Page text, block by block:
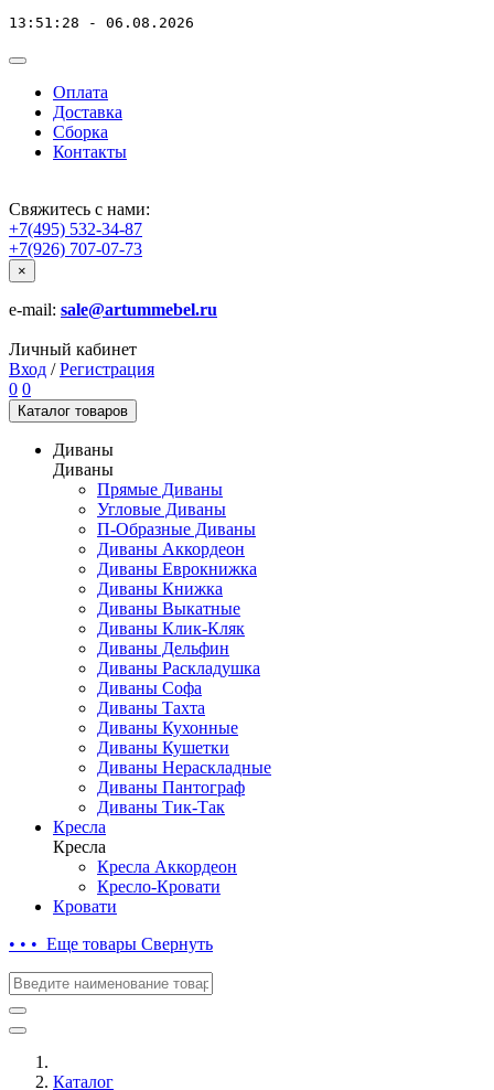
13:51:28 - 06.08.2026
Оплата
Доставка
Сборка
Контакты
Свяжитесь с нами:
+7(495) 532-34-87
+7(926) 707-07-73
×
e-mail: sale@artummebel.ru
Личный кабинет
Вход / Регистрация
0 0
Каталог товаров
Диваны
Диваны
Прямые Диваны
Угловые Диваны
П-Образные Диваны
Диваны Аккордеон
Диваны Еврокнижка
Диваны Книжка
Диваны Выкатные
Диваны Клик-Кляк
Диваны Дельфин
Диваны Раскладушка
Диваны Софа
Диваны Тахта
Диваны Кухонные
Диваны Кушетки
Диваны Нераскладные
Диваны Пантограф
Диваны Тик-Так
Кресла
Кресла
Кресла Аккордеон
Кресло-Кровати
Кровати
• • • Еще товары Свернуть
Каталог